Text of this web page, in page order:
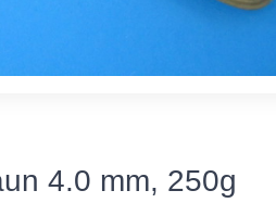
4.0 mm, 250g